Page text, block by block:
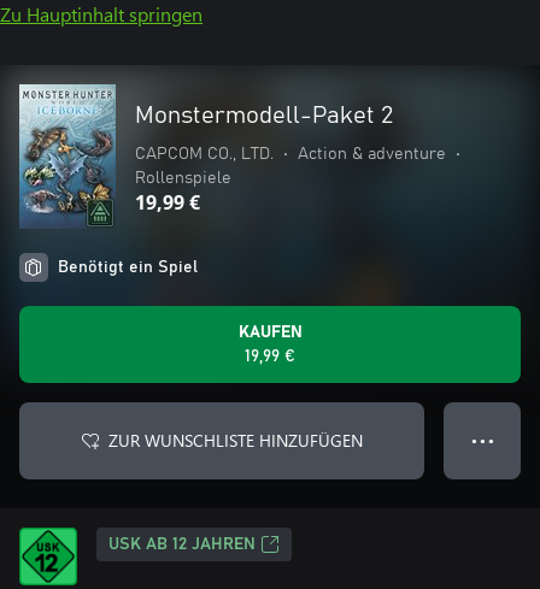
Zu Hauptinhalt springen
Monstermodell-Paket 2
CAPCOM CO., LTD. • Action & adventure
•
Rollenspiele
19,99 €
Benötigt ein Spiel
KAUFEN
19,99 €
ZUR WUNSCHLISTE HINZUFÜGEN ● ● ●
USK AB 12 JAHREN